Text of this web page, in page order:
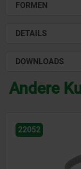
FORMEN
DETAILS
DOWNLOADS
Andere
22052